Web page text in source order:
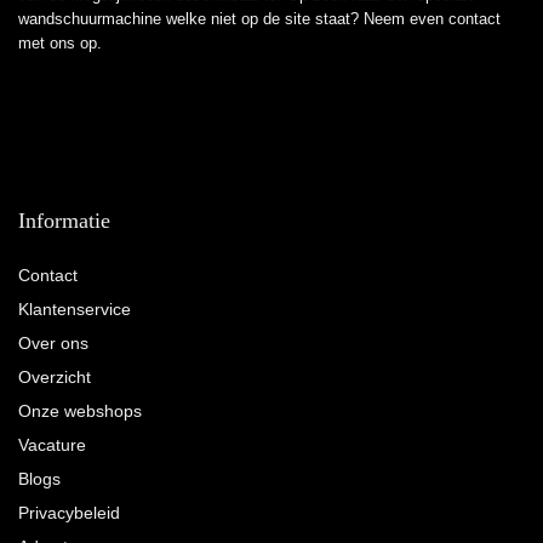
wandschuurmachine welke niet op de site staat? Neem even contact
met ons op.
Informatie
Contact
Klantenservice
Over ons
Overzicht
Onze webshops
Vacature
Blogs
Privacybeleid